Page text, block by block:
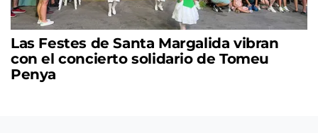
Las Festes de Santa Margalida vibran
con el concierto solidario de Tomeu
Penya